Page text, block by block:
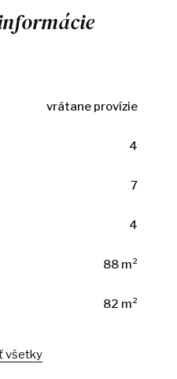
vrátane provízie
4
7
4
88 m²
82 m²
všetky